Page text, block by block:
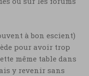
à bon escient)
pour avoir trop
même table dans
y revenir sans